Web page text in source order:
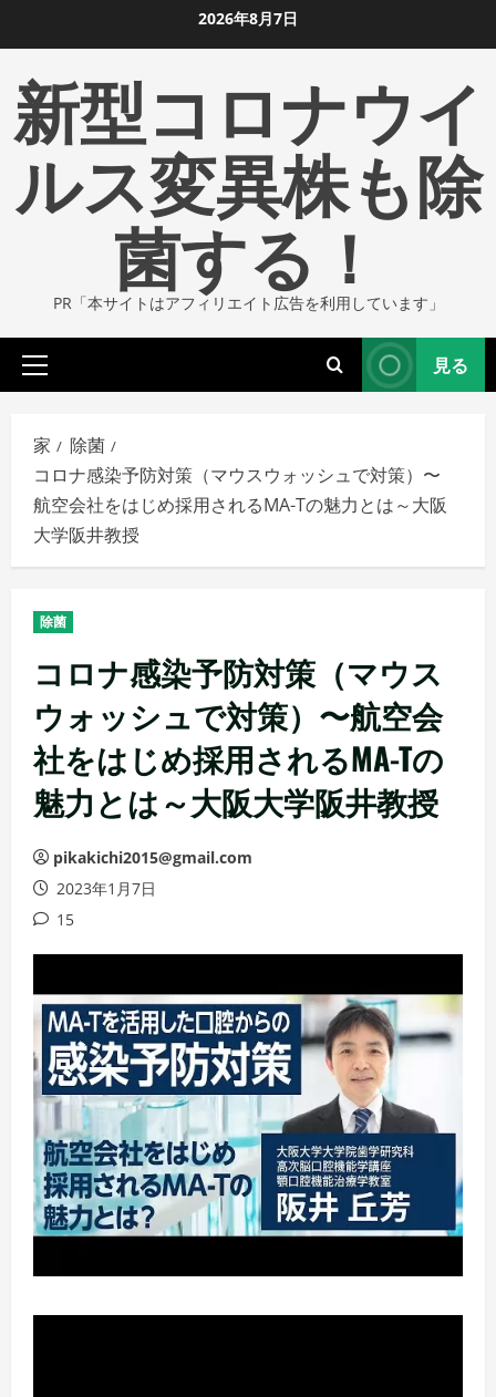
ン
ツ
ま
2026年8月7日
新型コロナウイ
ルス変異株も除
菌する！
PR「本サイトはアフィリエイト広告を利用しています」
プ
イ
マ
リ
メ
ニ
ュ
見る
家
除菌
コロナ感染予防対策（マウスウォッシュで対策）〜
航空会社をはじめ採用されるMA-Tの魅力とは～大阪
大学阪井教授
除菌
コロナ感染予防対策（マウス
ウォッシュで対策）〜航空会
社をはじめ採用されるMA-Tの
魅力とは～大阪大学阪井教授
pikakichi2015@gmail.com
2023年1月7日
15